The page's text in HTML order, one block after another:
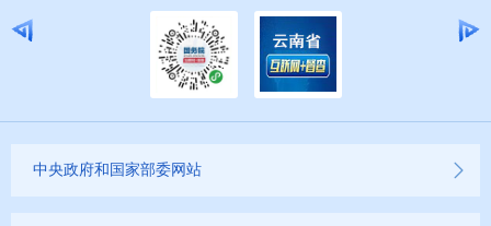
乡村振兴工作信息公开
就业创业信息公开
中央政府和国家部委网站